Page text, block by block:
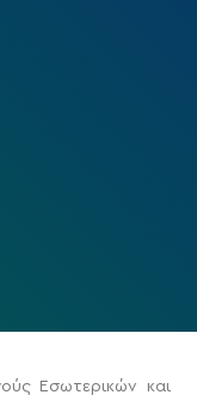
Εσωτερικών και